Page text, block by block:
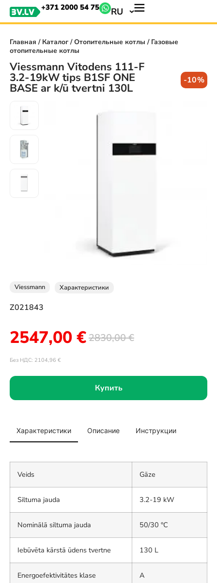
+371 2000 54 75 RU
Главная / Каталог/Отопительные котлы / Газовые
отопительные котлы
Viessmann Vitodens 111-F
3.2-19kW tips B1SF ONE
BASE ar k/ū tvertni 130L
-10%
Viessmann Характеристики
Z021843
2830,00€
2547,00€
Без НДС: 2104,96 €
Купить
Характеристики Описание Инструкции
Veids Gāze
Siltuma jauda 3.2-19 kW
Nominālā siltuma jauda 50/30 °C
Iebūvēta kārstā ūdens tvertne 130 L
Energoefektivitātes klase A